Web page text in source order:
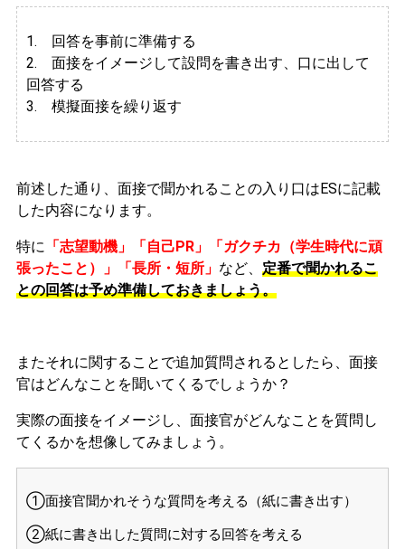
1. 回答を事前に準備する
2. 面接をイメージして設問を書き出す、口に出して
回答する
3. 模擬面接を繰り返す
前述した通り、面接で聞かれることの入り口はESに記載
した内容になります。
特に 「志望動機」「自己PR」「ガクチカ（学生時代に頑
張ったこと）」「長所・短所」 など、 定番で聞かれるこ
との回答は予め準備しておきましょう。
またそれに関することで追加質問されるとしたら、面接
官はどんなことを聞いてくるでしょうか？
実際の面接をイメージし、面接官がどんなことを質問し
てくるかを想像してみましょう。
①面接官聞かれそうな質問を考える（紙に書き出す）
②紙に書き出した質問に対する回答を考える